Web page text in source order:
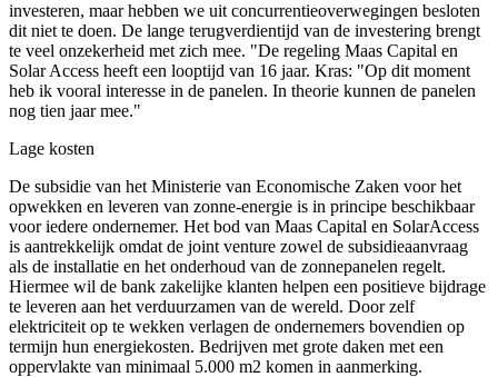
investeren, maar hebben we uit concurrentieoverwegingen besloten
dit niet te doen. De lange terugverdientijd van de investering brengt
te veel onzekerheid met zich mee. "De regeling Maas Capital en
Solar Access heeft een looptijd van 16 jaar. Kras: "Op dit moment
heb ik vooral interesse in de panelen. In theorie kunnen de panelen
nog tien jaar mee."
Lage kosten
De subsidie ​​van het Ministerie van Economische Zaken voor het
opwekken en leveren van zonne-energie is in principe beschikbaar
voor iedere ondernemer. Het bod van Maas Capital en SolarAccess
is aantrekkelijk omdat de joint venture zowel de subsidieaanvraag
als de installatie en het onderhoud van de zonnepanelen regelt.
Hiermee wil de bank zakelijke klanten helpen een positieve bijdrage
te leveren aan het verduurzamen van de wereld. Door zelf
elektriciteit op te wekken verlagen de ondernemers bovendien op
termijn hun energiekosten. Bedrijven met grote daken met een
oppervlakte van minimaal 5.000 m2 komen in aanmerking.